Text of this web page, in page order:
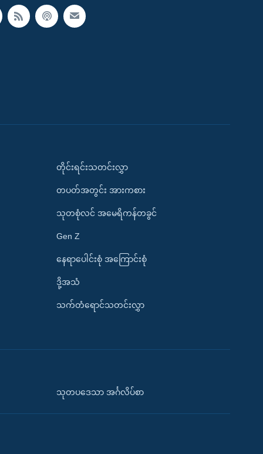
တိုင်းရင်းသတင်းလွှာ
တပတ်အတွင်း အားကစား
သုတစုံလင် အမေရိကန်တခွင်
Gen Z
နေရာပေါင်းစုံ အကြောင်းစုံ
ဒို့အသံ
သက်တံရောင်သတင်းလွှာ
သုတပဒေသာ အင်္ဂလိပ်စာ